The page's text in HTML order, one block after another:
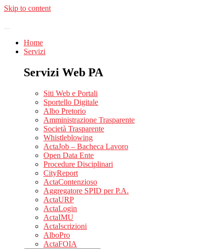
Skip to content
Home
Servizi
Servizi Web PA
Siti Web e Portali
Sportello Digitale
Albo Pretorio
Amministrazione Trasparente
Società Trasparente
Whistleblowing
ActaJob – Bacheca Lavoro
Open Data Ente
Procedure Disciplinari
CityReport
ActaContenzioso
Aggregatore SPID per P.A.
ActaURP
ActaLogin
ActaIMU
ActaIscrizioni
AlboPro
ActaFOIA